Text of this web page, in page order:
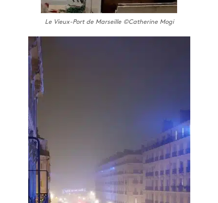
Le Vieux-Port de Marseille ©Catherine Mogi